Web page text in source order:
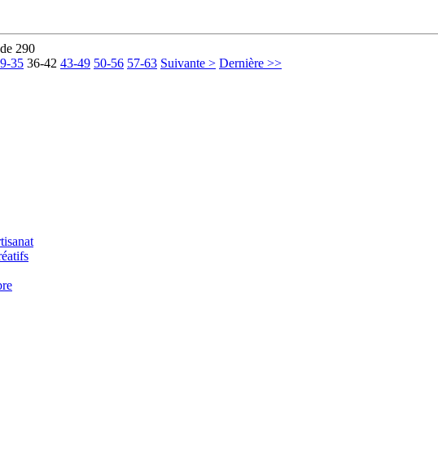
290
35 36-42 43-49 50-56 57-63 Suivante > Dernière >>